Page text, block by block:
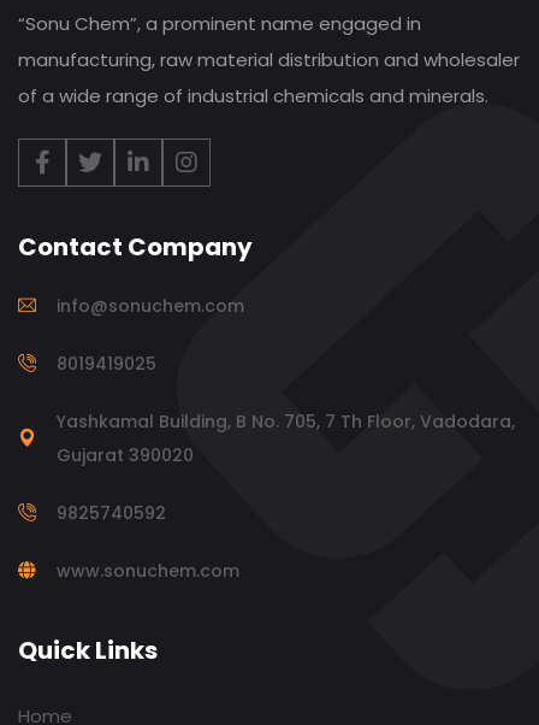
“Sonu Chem”, a prominent name engaged in
manufacturing, raw material distribution and wholesaler
of a wide range of industrial chemicals and minerals.
Contact Company
info@sonuchem.com
8019419025
Yashkamal Building, B No. 705, 7 Th Floor, Vadodara,
Gujarat 390020
9825740592
www.sonuchem.com
Quick Links
Home